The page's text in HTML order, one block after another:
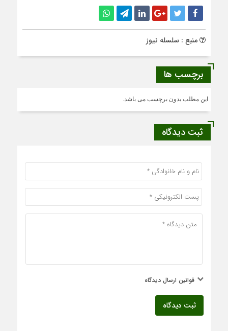
منبع : سلسله نیوز
برچسب ها
این مطلب بدون برچسب می باشد.
ثبت دیدگاه
قوانین ارسال دیدگاه
ثبت دیدگاه